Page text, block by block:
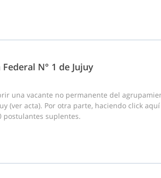
N° 1 de Jujuy
una vacante no permanente del
(ver acta). Por otra parte, haciendo click
postulantes suplentes.